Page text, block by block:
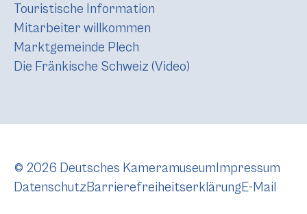
Touristische Information
Mitarbeiter willkommen
Marktgemeinde Plech
Die Fränkische Schweiz (Video)
© 2026 Deutsches Kameramuseum Impressum
DatenschutzBarrierefreiheitserklärungE-Mail